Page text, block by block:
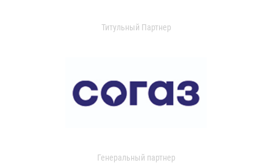
Титульный Партнер
Генеральный партнер